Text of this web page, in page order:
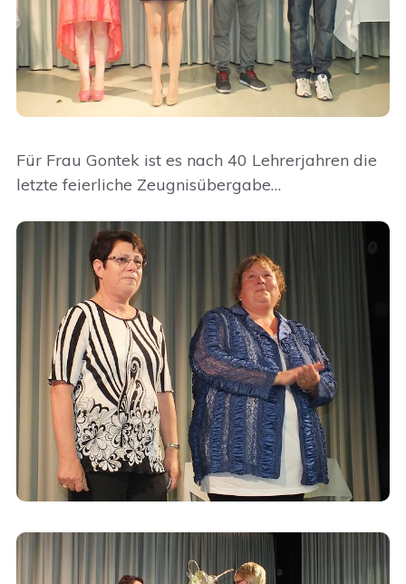
Für Frau Gontek ist es nach 40 Lehrerjahren die
letzte feierliche Zeugnisübergabe…